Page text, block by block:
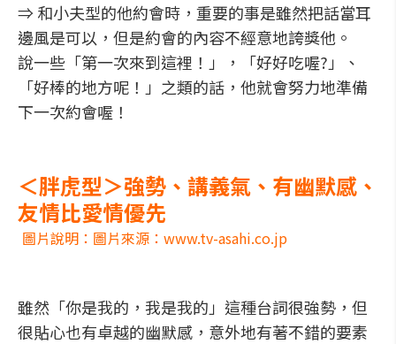
⇒ 和小夫型的他約會時，重要的事是雖然把話當耳
邊風是可以，但是約會的內容不經意地誇獎他。
說一些「第一次來到這裡！」，「好好吃喔?」、
「好棒的地方呢！」之類的話，他就會努力地準備
下一次約會喔！
＜胖虎型＞強勢、講義氣、有幽默感、
友情比愛情優先
圖片說明：圖片來源：www.tv-asahi.co.jp
雖然「你是我的，我是我的」這種台詞很強勢，但
很貼心也有卓越的幽默感，意外地有著不錯的要素